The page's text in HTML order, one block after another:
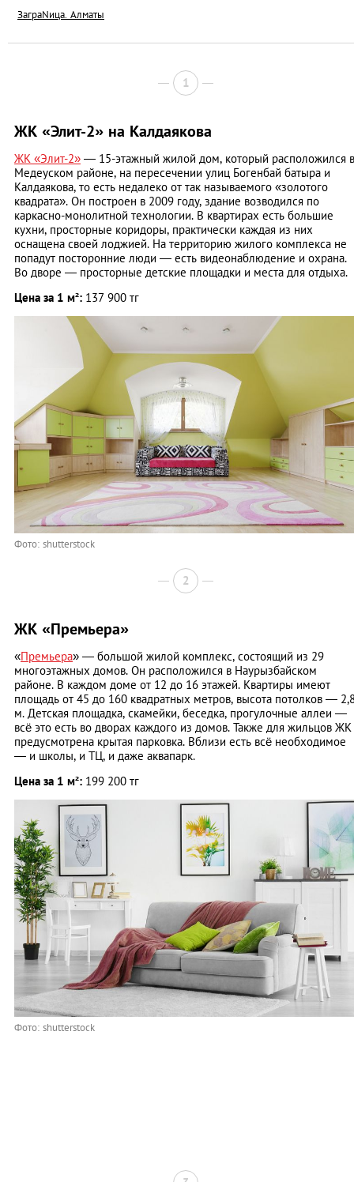
ЗаграNица. Алматы
1
ЖК «Элит-2» на Калдаякова
ЖК «Элит-2» — 15-этажный жилой дом, который расположился в
Медеуском районе, на пересечении улиц Богенбай батыра и
Калдаякова, то есть недалеко от так называемого «золотого
квадрата». Он построен в 2009 году, здание возводился по
каркасно-монолитной технологии. В квартирах есть большие
кухни, просторные коридоры, практически каждая из них
оснащена своей лоджией. На территорию жилого комплекса не
попадут посторонние люди — есть видеонаблюдение и охрана.
Во дворе — просторные детские площадки и места для отдыха.
Цена за 1 м²: 137 900 тг
Фото: shutterstock
2
ЖК «Премьера»
«Премьера» — большой жилой комплекс, состоящий из 29
многоэтажных домов. Он расположился в Наурызбайском
районе. В каждом доме от 12 до 16 этажей. Квартиры имеют
площадь от 45 до 160 квадратных метров, высота потолков —
м. Детская площадка, скамейки, беседка, прогулочные аллеи —
всё это есть во дворах каждого из домов. Также для жильцов ЖК
предусмотрена крытая парковка. Вблизи есть всё необходимое
— и школы, и ТЦ, и даже аквапарк.
Цена за 1 м²: 199 200 тг
Фото: shutterstock